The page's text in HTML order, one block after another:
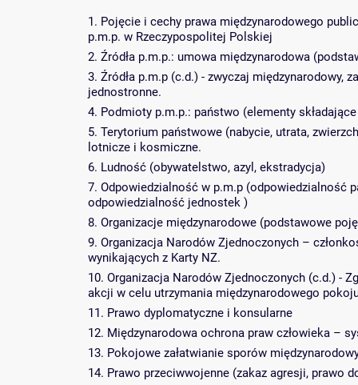
1. Pojęcie i cechy prawa międzynarodowego
p.m.p. w Rzeczypospolitej Polskiej
2. Źródła p.m.p.: umowa międzynarodowa
3. Źródła p.m.p (c.d.) - zwyczaj międzynarodowy,
jednostronne.
4. Podmioty p.m.p.: państwo (elementy
5. Terytorium państwowe (nabycie, utrata,
lotnicze i kosmiczne.
6. Ludność (obywatelstwo, azyl, ekstradycja)
7. Odpowiedzialność w p.m.p (odpowiedzialność
odpowiedzialność jednostek )
8. Organizacje międzynarodowe (podstawowe
9. Organizacja Narodów Zjednoczonych –
wynikających z Karty NZ.
10. Organizacja Narodów Zjednoczonych (c.d.) -
akcji w celu utrzymania międzynarodowego
11. Prawo dyplomatyczne i konsularne
12. Międzynarodowa ochrona praw człowieka –
13. Pokojowe załatwianie sporów
14. Prawo przeciwwojenne (zakaz agresji, prawo